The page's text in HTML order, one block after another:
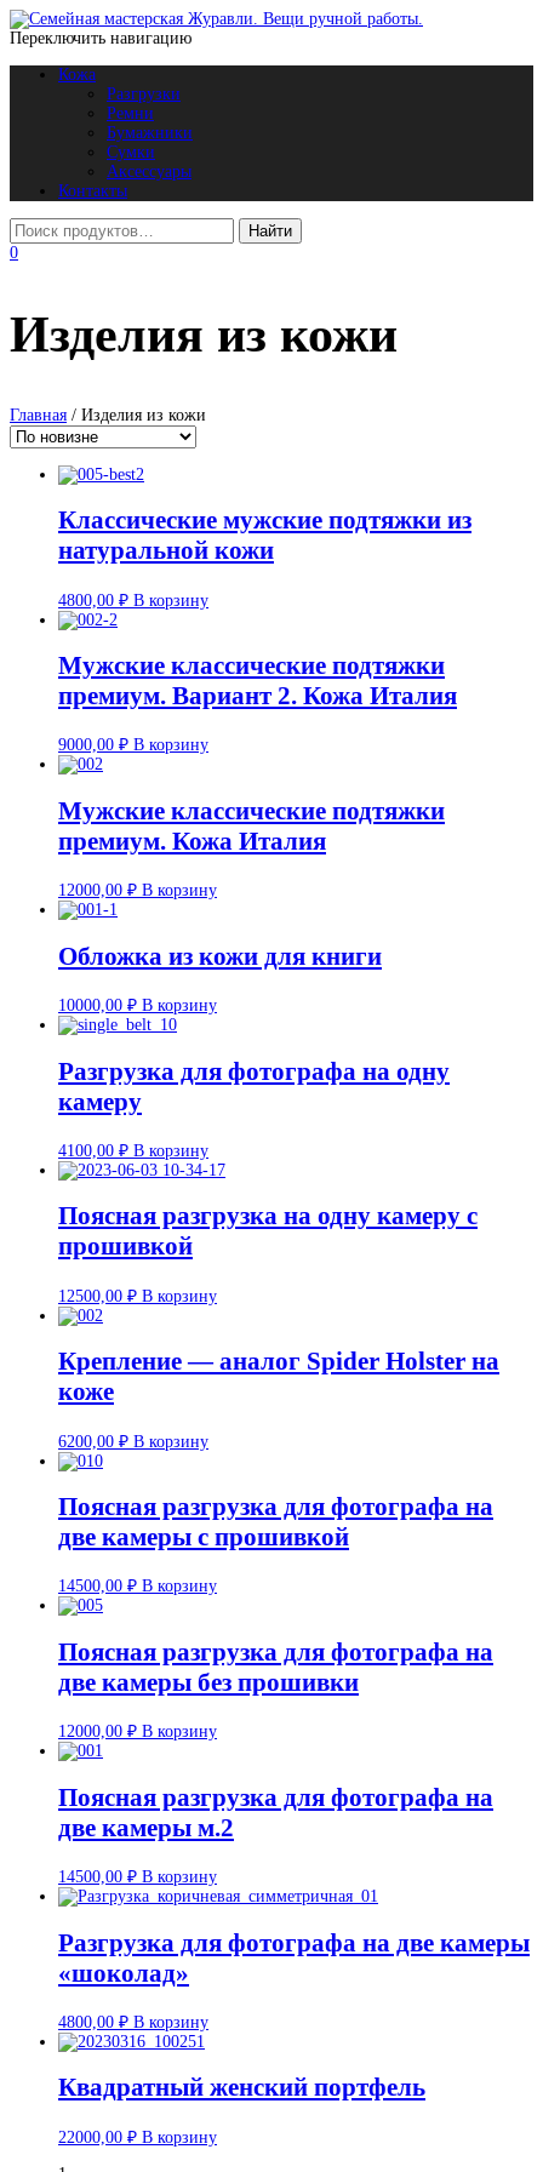
Переключить навигацию
Кожа
Разгрузки
Ремни
Бумажники
Сумки
Аксессуары
Контакты
0
Изделия из кожи
Главная / Изделия из кожи
Классические мужские подтяжки из
натуральной кожи
4800,00 ₽ В корзину
Мужские классические подтяжки
премиум. Вариант 2. Кожа Италия
9000,00 ₽ В корзину
Мужские классические подтяжки
премиум. Кожа Италия
12000,00 ₽ В корзину
Обложка из кожи для книги
10000,00 ₽ В корзину
Разгрузка для фотографа на одну
камеру
4100,00 ₽ В корзину
Поясная разгрузка на одну камеру с
прошивкой
12500,00 ₽ В корзину
Крепление — аналог Spider Holster на
коже
6200,00 ₽ В корзину
Поясная разгрузка для фотографа на
две камеры с прошивкой
14500,00 ₽ В корзину
Поясная разгрузка для фотографа на
две камеры без прошивки
12000,00 ₽ В корзину
Поясная разгрузка для фотографа на
две камеры м.2
14500,00 ₽ В корзину
Разгрузка для фотографа на две камеры
«шоколад»
4800,00 ₽ В корзину
Квадратный женский портфель
22000,00 ₽ В корзину